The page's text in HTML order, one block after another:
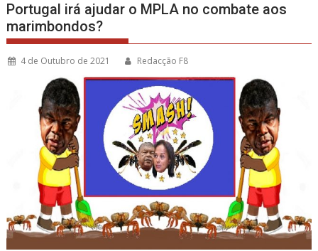
Portugal irá ajudar o MPLA no combate aos
marimbondos?
4 de Outubro de 2021 Redacção F8